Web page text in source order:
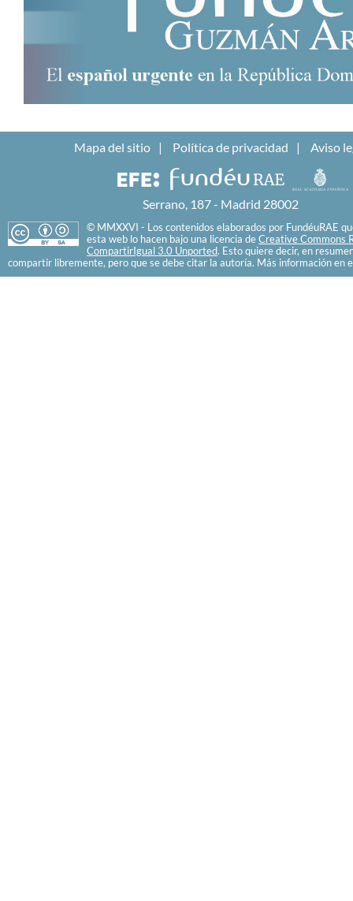
Mapa del sitio Política de privacidad Aviso
Serrano, 187 - Madrid 28002
© MMXXVI - Los contenidos elaborados por FundéuRAE
esta web lo hacen bajo una licencia de Creative Commons
CompartirIgual 3.0 Unported. Esto quiere decir, en
compartir libremente, pero que se debe citar la autoría. Más información en